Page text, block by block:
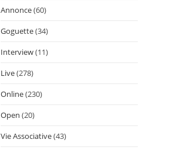
Annonce(60)
Goguette(34)
Interview(11)
Live(278)
Online(230)
Open (20)
Vie Associative(43)